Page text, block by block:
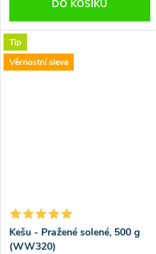
DO KOŠÍKU
Tip
Věrnostní sleva
Kešu - Pražené solené, 500 g
(WW320)